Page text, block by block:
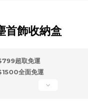
首飾收納盒
超取免運
全面免運